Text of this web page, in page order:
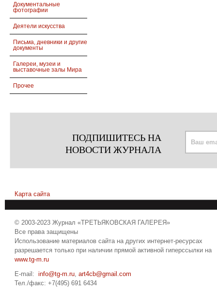
Документальные
фотографии
Деятели искусства
Письма, дневники и другие
документы
Галереи, музеи и
выставочные залы Мира
Прочее
ПОДПИШИТЕСЬ НА
НОВОСТИ ЖУРНАЛА
Карта сайта
© 2003-2023 Журнал «ТРЕТЬЯКОВСКАЯ ГАЛЕРЕЯ»
Все права защищены
Использование материалов сайта на других интернет-ресурсах
разрешается только при наличии прямой активной гиперссылки на
www.tg-m.ru
E-mail: info@tg-m.ru, art4cb@gmail.com
Тел./факс: +7(495) 691 6434